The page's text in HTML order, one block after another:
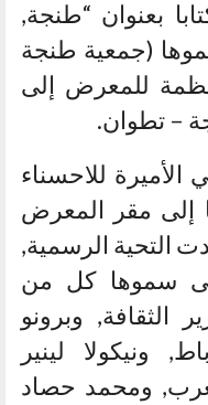
بعنوان “طنجة,
(جمعية طنجة
للمعرض إلى
– تطوان.
للاحسناء
إلى مقر المعرض
التحية الرسمية,
سموها كل من
الثقافة, وبرونو
ونيكولا لينير
ومحمد حصاد